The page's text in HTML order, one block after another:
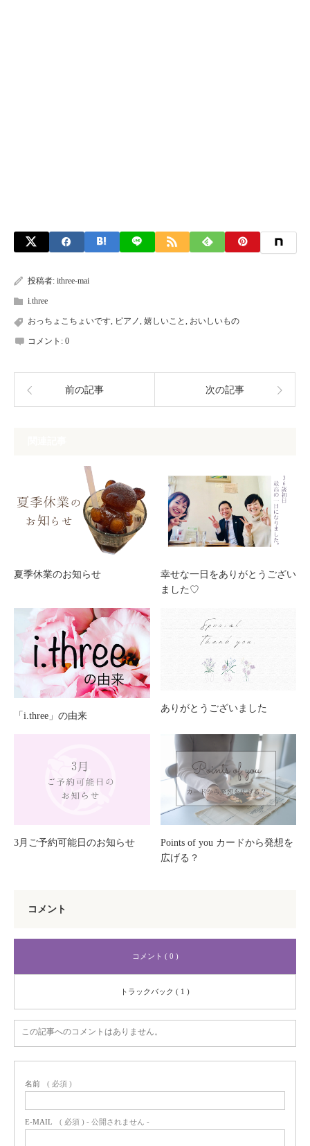
投稿者: ithree-mai
i.three
おっちょこちょいです ピアノ 嬉しいこと おいしいもの
コメント: 0
前の記事 次の記事
夏季休業のお知らせ
幸せな一日をありがとうござい
ました♡
「i.three」の由来
ありがとうございました
3月ご予約可能日のお知らせ
Points of you カードから発想を
広げる？
コメント
コメント ( 0 )
トラックバック ( 1 )
この記事へのコメントはありません。
名前 ( 必須 )
E-MAIL ( 必須 ) - 公開されません -